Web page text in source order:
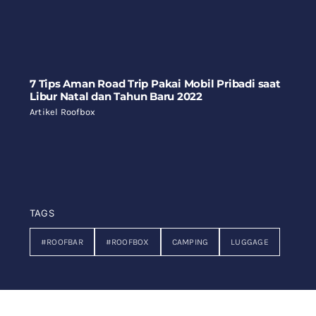
7 Tips Aman Road Trip Pakai Mobil Pribadi saat
Libur Natal dan Tahun Baru 2022
Artikel Roofbox
TAGS
#ROOFBAR #ROOFBOX CAMPING LUGGAGE